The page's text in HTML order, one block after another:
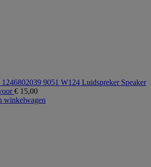
9051 W124 Luidspreker Speaker
€ 15,00
winkelwagen